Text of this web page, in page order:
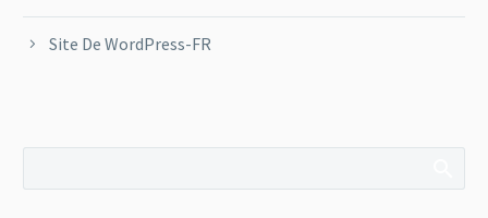
Site De WordPress-FR